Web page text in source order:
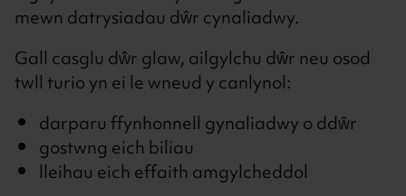
mewn datrysiadau dŵr cynaliadwy.
Gall casglu dŵr glaw, ailgylchu dŵr neu osod
twll turio yn ei le wneud y canlynol:
darparu ffynhonnell gynaliadwy o ddŵr
gostwng eich biliau
lleihau eich effaith amgylcheddol